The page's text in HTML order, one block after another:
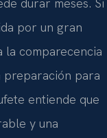
por un gran
la comparecencia
preparación para
entiende que
y una